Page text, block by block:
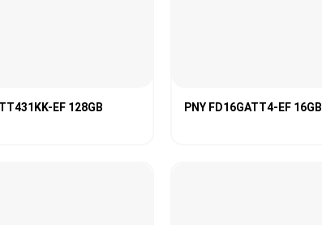
EF 128GB PNY FD16GATT4-EF 16GB